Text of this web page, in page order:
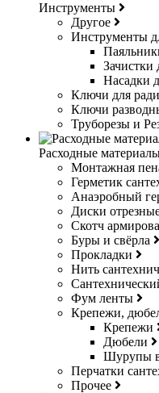
Инструменты
Другое
Инструменты
Насадки
Ключи для
Ключи
Труборезы и
Расходные
Монтажная
Герметик
Анаэробный
Диски
Скотч
Буры и свёрла
Прокладки
Нить
Фум ленты
Крепежи,
Крепежи
Дюбели
Шурупы
Перчатки
Прочее